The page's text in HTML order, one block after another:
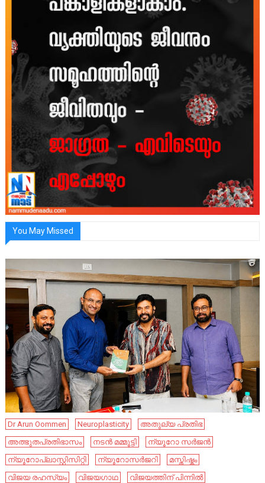
You May Missed
Dr Arun Oommen Neuroplasticity
അതുല്യ പ്രതിഭ
അത്ഭുതപ്രതിഭാസം
നടൻ മമ്മൂട്ടി
ന്യൂറോ സർജൻ
ന്യൂറോപ്ലാസ്റ്റിസിറ്റി
ന്യൂറോസർജറി
മസ്തിഷ്കം
വിജയ രഹസ്യം
വിജയഗാഥ
വിജയത്തിന് പിന്നിൽ